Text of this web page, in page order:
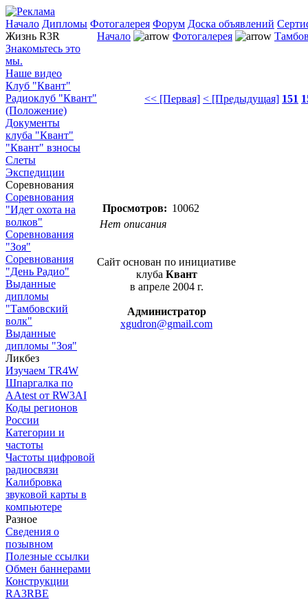
Начало Дипломы Фотогалерея Форум Доска объявлений
Жизнь R3R
Знакомьтесь это
мы.
Наше видео
Клуб "Квант"
Радиоклуб "Квант"
(Положение)
Документы
клуба "Квант"
"Квант" взносы
Слеты
Экспедиции
Соревнования
Соревнования
"Идет охота на
волков"
Соревнования
"Зоя"
Соревнования
"День Радио"
Выданные
дипломы
"Тамбовский
волк"
Выданные
дипломы "Зоя"
Ликбез
Изучаем TR4W
Шпаргалка по
AAtest от RW3AI
Коды регионов
России
Категории и
частоты
Частоты цифровой
радиосвязи
Калибровка
звуковой карты в
компьютере
Разное
Сведения о
позывном
Полезные ссылки
Обмен баннерами
Конструкции
RA3RBE
Начало Фотогалерея
<< [Первая] < [Предыдущая] 151
Просмотров: 10062
Нет описания
Сайт основан по инициативе
клуба Квант
в апреле 2004 г.
Администратор
xgudron@gmail.com